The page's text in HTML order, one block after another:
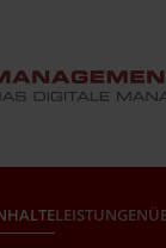
LEISTUNGEN